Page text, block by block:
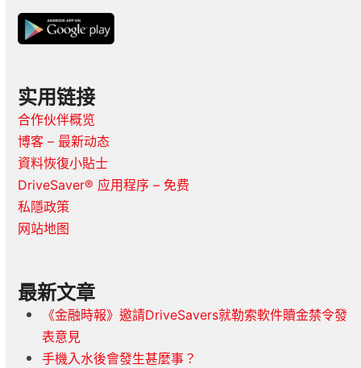
实用链接
合作伙伴概览
博客 – 最新动态
資料恢復小貼士
DriveSaver® 应用程序 – 免费
私隱政策
网站地图
最新文章
《金融時報》邀請DriveSavers就勒索軟件贖金禁令發
表意見
手機入水後會發生甚麼事？